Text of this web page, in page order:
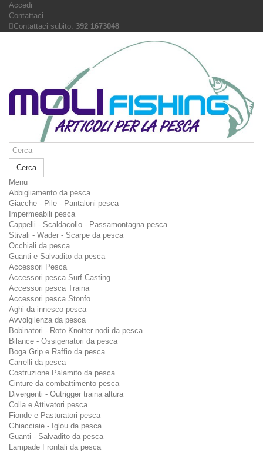
Accedi
Contattaci
Contattaci subito: 392 1673048
Cerca
Menu
Abbigliamento da pesca
Giacche - Pile - Pantaloni pesca
Impermeabili pesca
Cappelli - Scaldacollo - Passamontagna pesca
Stivali - Wader - Scarpe da pesca
Occhiali da pesca
Guanti e Salvadito da pesca
Accessori Pesca
Accessori pesca Surf Casting
Accessori pesca Traina
Accessori pesca Stonfo
Aghi da innesco pesca
Avvolgilenza da pesca
Bobinatori - Roto Knotter nodi da pesca
Bilance - Ossigenatori da pesca
Boga Grip e Raffio da pesca
Carrelli da pesca
Costruzione Palamito da pesca
Cinture da combattimento pesca
Divergenti - Outrigger traina altura
Colla e Attivatori pesca
Fionde e Pasturatori pesca
Ghiacciaie - Iglou da pesca
Guanti - Salvadito da pesca
Lampade Frontali da pesca